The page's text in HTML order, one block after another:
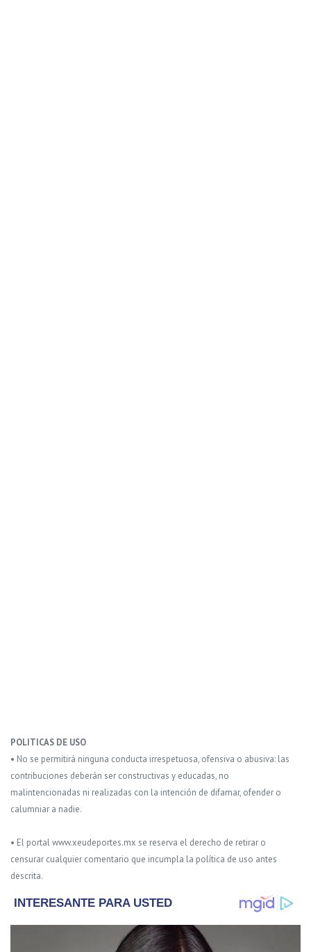
POLITICAS DE USO
• No se permitirá ninguna conducta irrespetuosa, ofensiva o abusiva: las
contribuciones deberán ser constructivas y educadas, no
malintencionadas ni realizadas con la intención de difamar, ofender o
calumniar a nadie.
• El portal www.xeudeportes.mx se reserva el derecho de retirar o
censurar cualquier comentario que incumpla la política de uso antes
descrita.